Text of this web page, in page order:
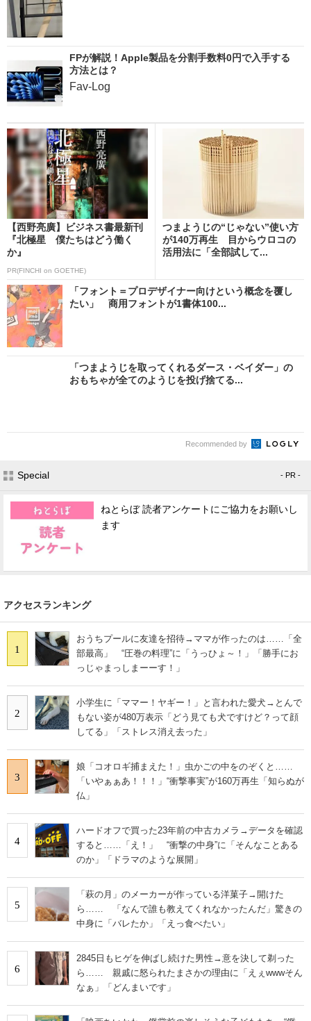
FPが解説！Apple製品を分割手数料0円で入手する
方法とは？
Fav-Log
【西野亮廣】ビジネス書最新刊
『北極星 僕たちはどう働く
か』
PR(FINCHI on GOETHE)
つまようじの“じゃない”使い方
が140万再生 目からウロコの
活用法に「全部試して...
「フォント＝プロデザイナー向けという概念を覆し
たい」 商用フォントが1書体100...
「つまようじを取ってくれるダース・ベイダー」の
おもちゃが全てのようじを投げ捨てる...
Recommended by
Special - PR -
ねとらぼ 読者アンケートにご協力をお願いし
ます
アクセスランキング
1
おうちプールに友達を招待→ママが作ったのは……「全
部最高」 “圧巻の料理”に「うっひょ～！」「勝手にお
っじゃまっしまーーす！」
2
小学生に「ママー！ヤギー！」と言われた愛犬→とんで
もない姿が480万表示「どう見ても犬ですけど？って顔
してる」「ストレス消え去った」
3
娘「コオロギ捕まえた！」虫かごの中をのぞくと……
「いやぁぁあ！！！」“衝撃事実”が160万再生「知らぬが
仏」
4
ハードオフで買った23年前の中古カメラ→データを確認
すると……「え！」 “衝撃の中身”に「そんなことある
のか」「ドラマのような展開」
5
「萩の月」のメーカーが作っている洋菓子→開けた
ら…… 「なんで誰も教えてくれなかったんだ」驚きの
中身に「バレたか」「えっ食べたい」
6
2845日もヒゲを伸ばし続けた男性→意を決して剃った
ら…… 親戚に怒られたまさかの理由に「えぇwwwそん
なぁ」「どんまいです」